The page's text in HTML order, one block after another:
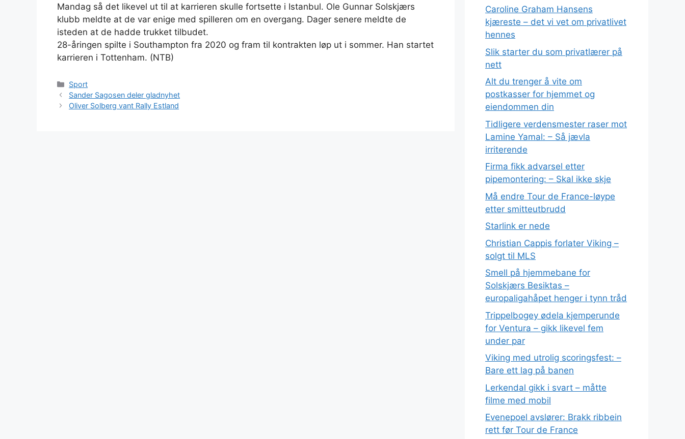
Mandag så det likevel ut til at karrieren skulle fortsette i Istanbul. Ole Gunnar Solskjærs
klubb meldte at de var enige med spilleren om en overgang. Dager senere meldte de
isteden at de hadde trukket tilbudet.
28-åringen spilte i Southampton fra 2020 og fram til kontrakten løp ut i sommer. Han startet
karrieren i Tottenham. (NTB)
Kategorier
Sport
Sander Sagosen deler gladnyhet
Oliver Solberg vant Rally Estland
Caroline Graham Hansens
kjæreste – det vi vet om privatlivet
hennes
Slik starter du som privatlærer på
nett
Alt du trenger å vite om
postkasser for hjemmet og
eiendommen din
Tidligere verdensmester raser mot
Lamine Yamal: – Så jævla
irriterende
Firma fikk advarsel etter
pipemontering: – Skal ikke skje
Må endre Tour de France-løype
etter smitteutbrudd
Starlink er nede
Christian Cappis forlater Viking –
solgt til MLS
Smell på hjemmebane for
Solskjærs Besiktas –
europaligahåpet henger i tynn tråd
Trippelbogey ødela kjemperunde
for Ventura – gikk likevel fem
under par
Viking med utrolig scoringsfest: –
Bare ett lag på banen
Lerkendal gikk i svart – måtte
filme med mobil
Evenepoel avslører: Brakk ribbein
rett før Tour de France